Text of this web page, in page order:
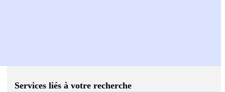
Services liés à votre recherche